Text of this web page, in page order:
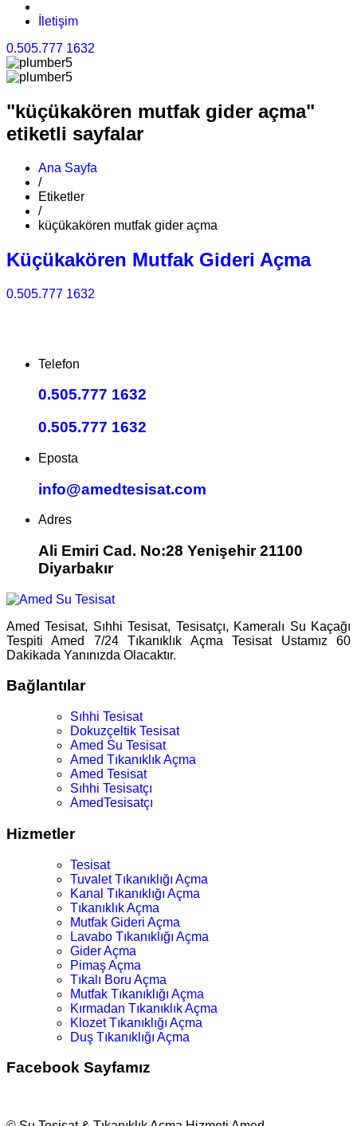
İletişim
0.505.777 1632
"küçükakören mutfak gider açma"
etiketli sayfalar
Ana Sayfa
/
Etiketler
/
küçükakören mutfak gider açma
Küçükakören Mutfak Gideri Açma
0.505.777 1632
Telefon
0.505.777 1632
0.505.777 1632
Eposta
info@amedtesisat.com
Adres
Ali Emiri Cad. No:28 Yenişehir 21100
Diyarbakır
Amed Tesisat, Sıhhi Tesisat, Tesisatçı, Kameralı Su Kaçağı
Tespiti Amed 7/24 Tıkanıklık Açma Tesisat Ustamız 60
Dakikada Yanınızda Olacaktır.
Bağlantılar
Sıhhi Tesisat
Dokuzçeltik Tesisat
Amed Su Tesisat
Amed Tıkanıklık Açma
Amed Tesisat
Sıhhi Tesisatçı
AmedTesisatçı
Hizmetler
Tesisat
Tuvalet Tıkanıklığı Açma
Kanal Tıkanıklığı Açma
Tıkanıklık Açma
Mutfak Gideri Açma
Lavabo Tıkanıklığı Açma
Gider Açma
Pimaş Açma
Tıkalı Boru Açma
Mutfak Tıkanıklığı Açma
Kırmadan Tıkanıklık Açma
Klozet Tıkanıklığı Açma
Duş Tıkanıklığı Açma
Facebook Sayfamız